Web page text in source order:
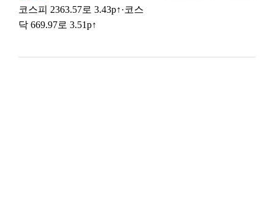
코스피 2363.57로 3.43p↑·코스
닥 669.97로 3.51p↑